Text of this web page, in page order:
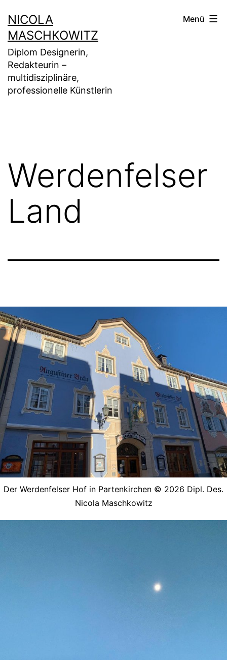
Inhalt
springen
NICOLA
MASCHKOWITZ
Diplom Designerin,
Redakteurin –
multidisziplinäre,
professionelle Künstlerin
Menü
Werdenfelser
Land
Der Werdenfelser Hof in Partenkirchen © 2026 Dipl. Des.
Nicola Maschkowitz